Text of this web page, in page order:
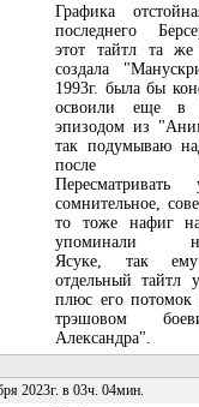
Графика
последнего
этот тайтл та же
создала
1993г. была бы
освоили еще в
эпизодом из
так подумываю
после
Пересматривать
сомнительное,
то тоже нафиг
упоминали
Ясуке, так
отдельный тайтл
плюс его потомок
трэшовом
Александра".
2023г. в 03ч. 04мин.